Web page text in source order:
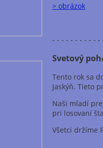
> obrázok
- - - - - - - - - - -
Svetový
Tento rok sa
Jaskýň. Tieto
Naši mladí
pri losovaní
Všetci držíme